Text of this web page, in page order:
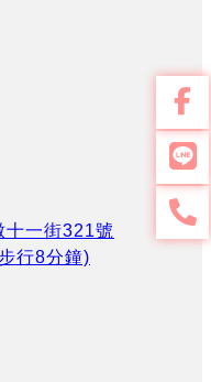
十一街321號
行8分鐘)